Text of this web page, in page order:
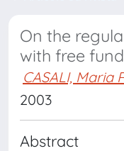
On the
with free
CASALI, Maria
2003
Abstract